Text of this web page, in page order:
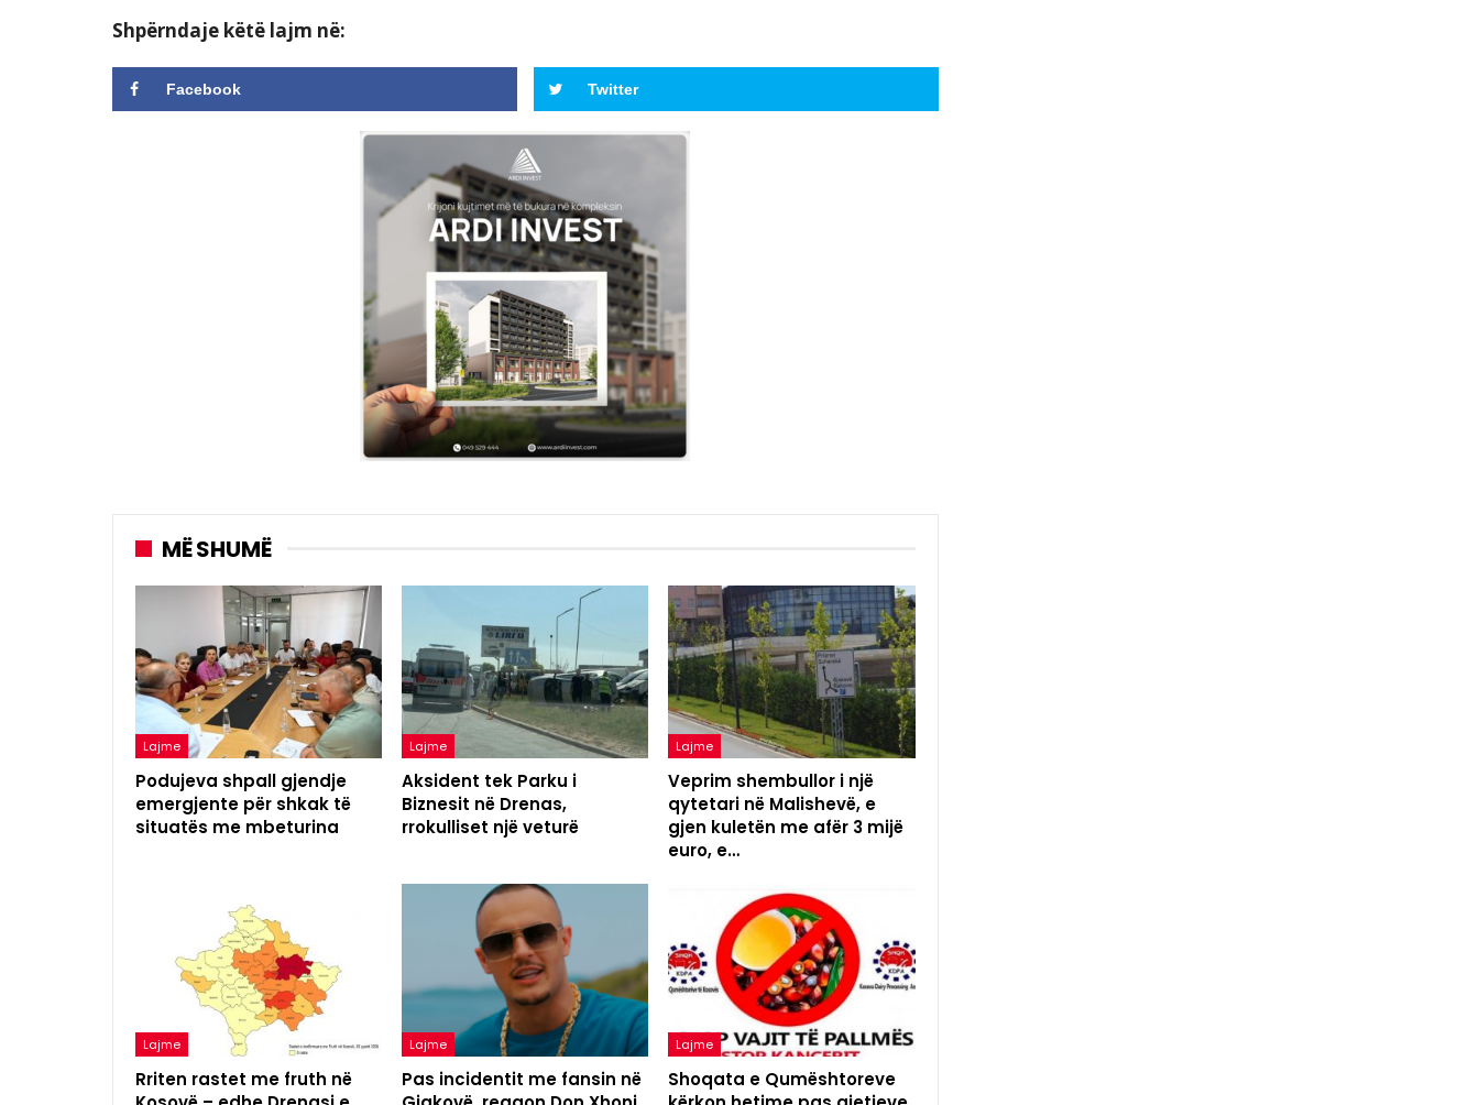
Shpërndaje këtë lajm në:
Facebook Twitter
MË SHUMË
Lajme
Podujeva shpall gjendje
emergjente për shkak të
situatës me mbeturina
Lajme
Aksident tek Parku i
Biznesit në Drenas,
rrokulliset një veturë
Lajme
Veprim shembullor i një
qytetari në Malishevë, e
gjen kuletën me afër 3 mijë
euro, e…
Lajme
Rriten rastet me fruth në
Lajme
Pas incidentit me fansin në
Lajme
Shoqata e Qumështoreve